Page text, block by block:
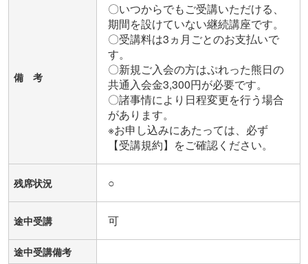
備 考
〇いつからでもご受講いただける、
期間を設けていない継続講座です。
〇受講料は3ヵ月ごとのお支払いで
す。
〇新規ご入会の方はぷれった熊日の
共通入会金3,300円が必要です。
〇諸事情により日程変更を行う場合
があります。
※お申し込みにあたっては、必ず
【受講規約】をご確認ください。
残席状況 ○
途中受講 可
途中受講備考